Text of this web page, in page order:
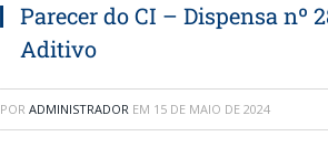
Parecer do CI – Dispensa nº
Aditivo
POR ADMINISTRADOR EM 15 DE MAIO DE 2024